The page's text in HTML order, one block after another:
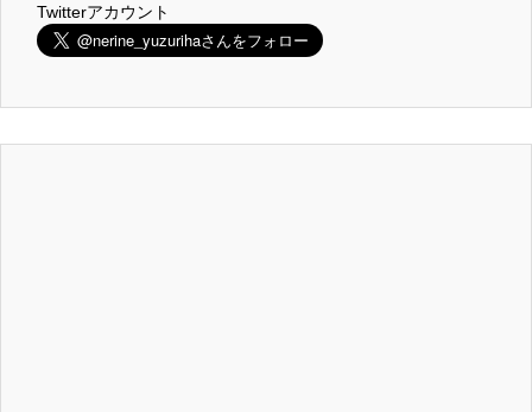
Twitterアカウント